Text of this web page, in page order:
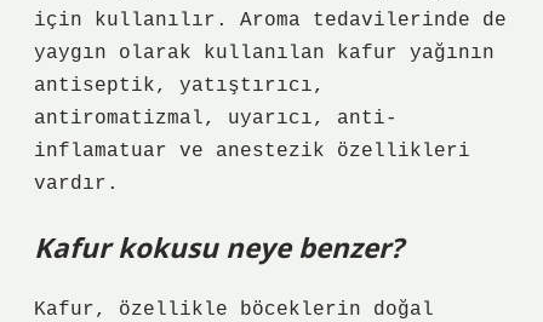
için kullanılır. Aroma tedavilerinde de
yaygın olarak kullanılan kafur yağının
antiseptik, yatıştırıcı,
antiromatizmal, uyarıcı, anti-
inflamatuar ve anestezik özellikleri
vardır.
Kafur kokusu neye benzer?
Kafur, özellikle böceklerin doğal